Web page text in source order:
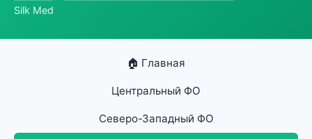
Silk Med
🏠 Главная
Центральный ФО
Северо-Западный ФО